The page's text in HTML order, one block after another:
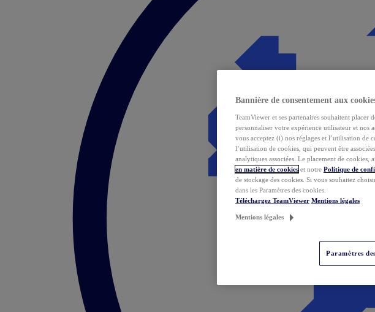
Bannière de consentement aux
TeamViewer et ses partenaires souhaitent
personnaliser votre expérience utilisateur et nos
vous acceptez (i) nos réglages et l’utilisation de
l’utilisation de cookies, qui peuvent être
analytiques associées. Le placement de cookies,
en matière de cookies et notre Politique de
de stockage des cookies. Si vous souhaitez
dans les Paramètres des cookies.
Téléchargez TeamViewer Mentions légales
Mentions légales
Paramètres